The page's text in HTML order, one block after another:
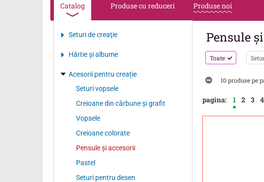
Catalog Produse cu reduceri Produse noi
Seturi de creaţie
Hârtie şi albume
Acesorii pentru creație
Seturi vopsele
Creioane din cărbune şi grafit
Vopsele
Creioane colorate
Pensule şi accesorii
Pastel
Seturi pentru desen
Pensule
Toate
10 produse pe
pagina:
1 2 3 4